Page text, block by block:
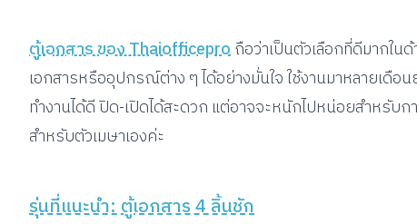
ตู้เอกสาร ของ Thaiofficeproถือว่าเป็นตัวเลือกที่ดีมากใน
เอกสารหรืออุปกรณ์ต่าง ๆ ได้อย่างมั่นใจ ใช้งานมาหลายเดื
ทำงานได้ดี ปิด-เปิดได้สะดวก แต่อาจจะหนักไปหน่อยสำหรับ
สำหรับตัวเมษาเองค่ะ
รุ่นที่แนะนำ: ตู้เอกสาร 4 ลิ้นชัก